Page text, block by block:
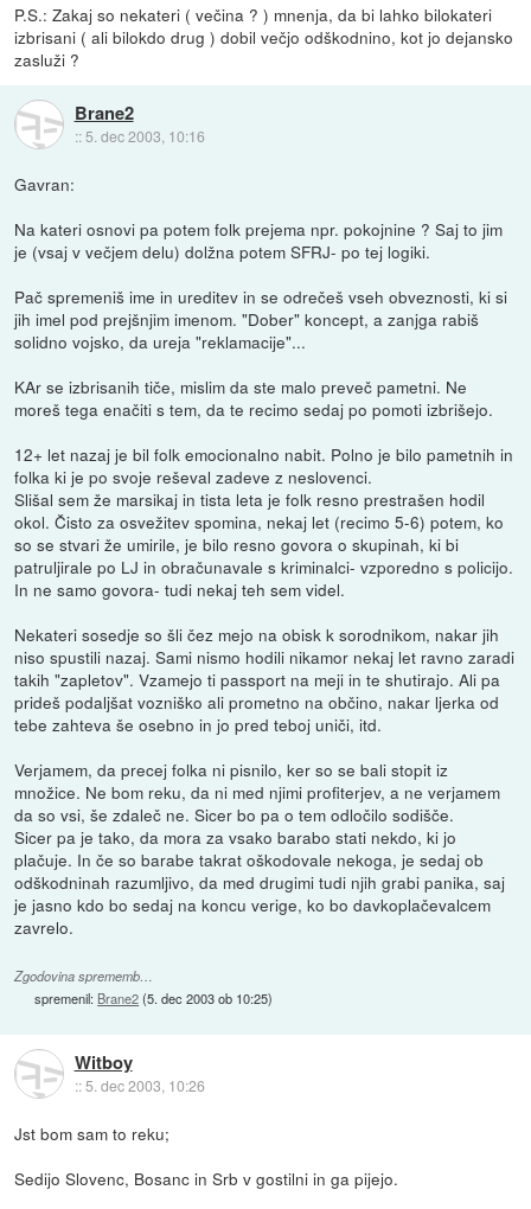
P.S.: Zakaj so nekateri ( večina ? ) mnenja, da bi lahko bilokateri
izbrisani ( ali bilokdo drug ) dobil večjo odškodnino, kot jo dejansko
zasluži ?
Brane2
:: 5. dec 2003, 10:16
Gavran:
Na kateri osnovi pa potem folk prejema npr. pokojnine ? Saj to jim
je (vsaj v večjem delu) dolžna potem SFRJ- po tej logiki.
Pač spremeniš ime in ureditev in se odrečeš vseh obveznosti, ki si
jih imel pod prejšnjim imenom. "Dober" koncept, a zanjga rabiš
solidno vojsko, da ureja "reklamacije"...
KAr se izbrisanih tiče, mislim da ste malo preveč pametni. Ne
moreš tega enačiti s tem, da te recimo sedaj po pomoti izbrišejo.
12+ let nazaj je bil folk emocionalno nabit. Polno je bilo pametnih in
folka ki je po svoje reševal zadeve z neslovenci.
Slišal sem že marsikaj in tista leta je folk resno prestrašen hodil
okol. Čisto za osvežitev spomina, nekaj let (recimo 5-6) potem, ko
so se stvari že umirile, je bilo resno govora o skupinah, ki bi
patruljirale po LJ in obračunavale s kriminalci- vzporedno s policijo.
In ne samo govora- tudi nekaj teh sem videl.
Nekateri sosedje so šli čez mejo na obisk k sorodnikom, nakar jih
niso spustili nazaj. Sami nismo hodili nikamor nekaj let ravno zaradi
takih "zapletov". Vzamejo ti passport na meji in te shutirajo. Ali pa
prideš podaljšat vozniško ali prometno na občino, nakar ljerka od
tebe zahteva še osebno in jo pred teboj uniči, itd.
Verjamem, da precej folka ni pisnilo, ker so se bali stopit iz
množice. Ne bom reku, da ni med njimi profiterjev, a ne verjamem
da so vsi, še zdaleč ne. Sicer bo pa o tem odločilo sodišče.
Sicer pa je tako, da mora za vsako barabo stati nekdo, ki jo
plačuje. In če so barabe takrat oškodovale nekoga, je sedaj ob
odškodninah razumljivo, da med drugimi tudi njih grabi panika, saj
je jasno kdo bo sedaj na koncu verige, ko bo davkoplačevalcem
zavrelo.
Zgodovina sprememb…
spremenil: Brane2(5. dec 2003 ob 10:25)
Witboy
::5. dec 2003, 10:26
Jst bom sam to reku;
Sedijo Slovenc, Bosanc in Srb v gostilni in ga pijejo.